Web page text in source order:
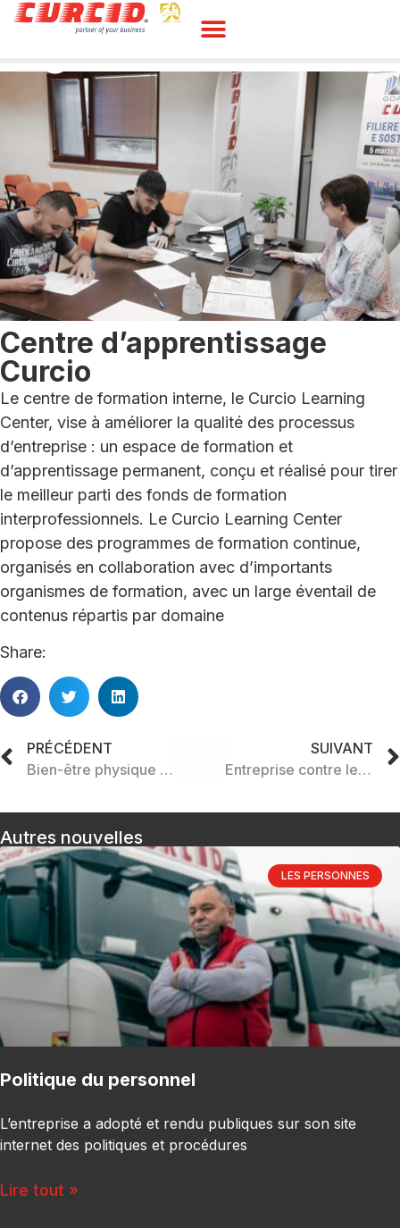
Centre d’apprentissage
Curcio
Le centre de formation interne, le Curcio Learning
Center, vise à améliorer la qualité des processus
d’entreprise : un espace de formation et
d’apprentissage permanent, conçu et réalisé pour tirer
le meilleur parti des fonds de formation
interprofessionnels. Le Curcio Learning Center
propose des programmes de formation continue,
organisés en collaboration avec d’importants
organismes de formation, avec un large éventail de
contenus répartis par domaine
Share:
PRÉCÉDENT
Bien-être physique et mental
SUIVANT
Entreprise contre le cancer
Autres nouvelles
LES PERSONNES
Politique du personnel
L’entreprise a adopté et rendu publiques sur son site
internet des politiques et procédures
Lire tout »